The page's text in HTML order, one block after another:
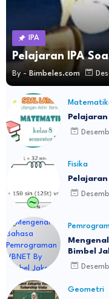
IPA
Pelajaran IPA
By - Bimbeles.com
Fisika
Bimbel
Geometri